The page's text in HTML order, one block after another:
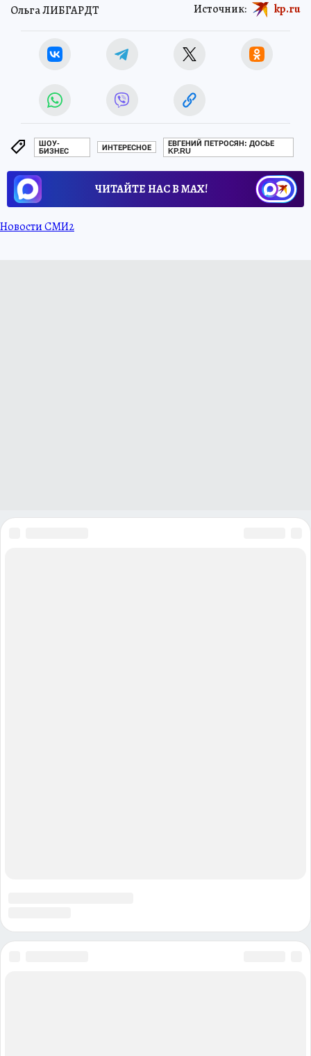
Ольга ЛИБГАРДТ Источник: kp.ru
ШОУ-
БИЗНЕС
ИНТЕРЕСНОЕ
ЕВГЕНИЙ ПЕТРОСЯН: ДОСЬЕ
KP.RU
ЧИТАЙТЕ НАС В МАХ!
Новости СМИ2